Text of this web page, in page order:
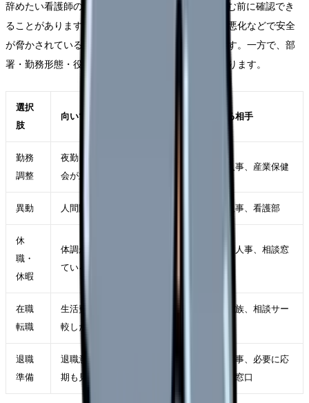
辞めたい看護師のFAQ50時でも、すぐ退職だけに進む前に確認でき
ることがあります。もちろん、ハラスメントや体調悪化などで安全
が脅かされている場合は、距離を取ることが優先です。一方で、部
署・勤務形態・役割が変われば続けられる場合もあります。
選択
肢
向いているケース 確認する相手
勤務
調整
夜勤、残業、受け持ち、委員
会が主因
師長、人事、産業保健
異動 人間関係や診療科相性が主因 師長、人事、看護部
休
職・
休暇
体調が落ち、判断力も下がっ
ている
主治医、人事、相談窓
在職
転職
生活費を守りながら条件を比
較したい
自分、家族、相談サー
退職
準備
退職意思が固く、引き継ぎ時
期も見えている
職場、人事、必要に応
じて外部窓口